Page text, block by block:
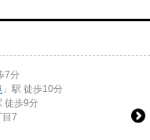
7分
」駅 徒歩10分
徒歩9分
目7